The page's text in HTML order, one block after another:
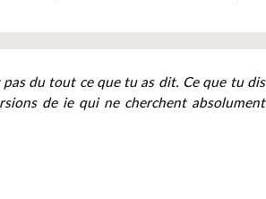
du tout ce que tu as dit. Ce que tu dis
de ie qui ne cherchent absolument